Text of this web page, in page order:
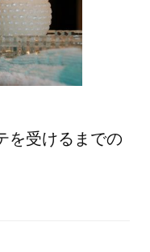
を受けるまでの